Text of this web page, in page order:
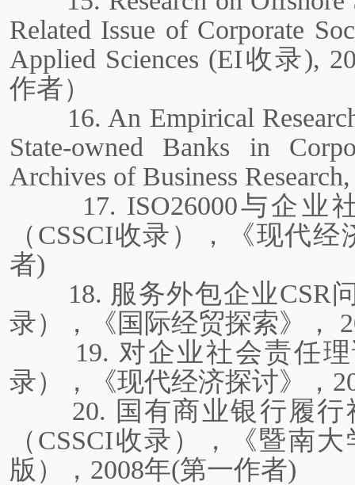
Related Issue of Corporate
Applied Sciences (EI收录),
作者）
16. An Empirical
State-owned Banks in
Archives of Business
17. ISO26000与企
（CSSCI收录），《现代
者)
18. 服务外包企业CSR
录），《国际经贸探索》，
19. 对企业社会责任
录），《现代经济探讨》，
20. 国有商业银行履
（CSSCI收录），《暨南
版），2008年(第一作者)